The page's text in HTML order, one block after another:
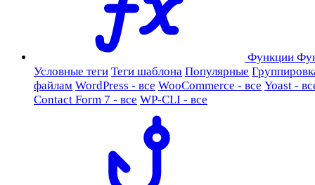
Функции
Условные теги Теги шаблона Популярные
файлам WordPress - все WooCommerce - все Yoast -
Contact Form 7 - все WP-CLI - все